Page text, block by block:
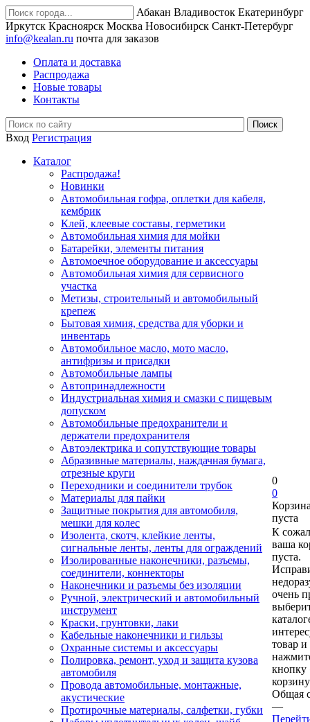
Абакан Владивосток Екатеринбург
Иркутск Красноярск Москва Новосибирск Санкт-Петербург
info@kealan.ru почта для заказов
Оплата и доставка
Распродажа
Новые товары
Контакты
Вход Регистрация
Каталог
Распродажа!
Новинки
Автомобильная гофра, оплетки для кабеля,
кембрик
Клей, клеевые составы, герметики
Автомобильная химия для мойки
Батарейки, элементы питания
Автомоечное оборудование и аксессуары
Автомобильная химия для сервисного
участка
Метизы, строительный и автомобильный
крепеж
Бытовая химия, средства для уборки и
инвентарь
Автомобильное масло, мото масло,
антифризы и присадки
Автомобильные лампы
Автопринадлежности
Индустриальная химия и смазки с пищевым
допуском
Автомобильные предохранители и
держатели предохранителя
Автоэлектрика и сопутствующие товары
Абразивные материалы, наждачная бумага,
отрезные круги
Переходники и соединители трубок
Материалы для пайки
Защитные покрытия для автомобиля,
мешки для колес
Изолента, скотч, клейкие ленты,
сигнальные ленты, ленты для ограждений
Изолированные наконечники, разъемы,
соединители, коннекторы
Наконечники и разъемы без изоляции
Ручной, электрический и автомобильный
инструмент
Краски, грунтовки, лаки
Кабельные наконечники и гильзы
Охранные системы и аксессуары
Полировка, ремонт, уход и защита кузова
автомобиля
Провода автомобильные, монтажные,
акустические
Протирочные материалы, салфетки, губки
0
0
пуста
К
ваша
пуста.
очень
товар и
кнопку
Общая
—